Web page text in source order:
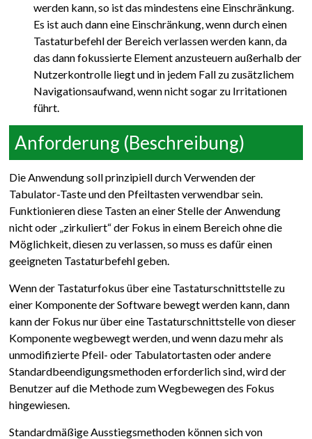
werden kann, so ist das mindestens eine Einschränkung.
Es ist auch dann eine Einschränkung, wenn durch einen
Tastaturbefehl der Bereich verlassen werden kann, da
das dann fokussierte Element anzusteuern außerhalb der
Nutzerkontrolle liegt und in jedem Fall zu zusätzlichem
Navigationsaufwand, wenn nicht sogar zu Irritationen
führt.
Anforderung (Beschreibung)
Die Anwendung soll prinzipiell durch Verwenden der
Tabulator-Taste und den Pfeiltasten verwendbar sein.
Funktionieren diese Tasten an einer Stelle der Anwendung
nicht oder „zirkuliert“ der Fokus in einem Bereich ohne die
Möglichkeit, diesen zu verlassen, so muss es dafür einen
geeigneten Tastaturbefehl geben.
Wenn der Tastaturfokus über eine Tastaturschnittstelle zu
einer Komponente der Software bewegt werden kann, dann
kann der Fokus nur über eine Tastaturschnittstelle von dieser
Komponente wegbewegt werden, und wenn dazu mehr als
unmodifizierte Pfeil- oder Tabulatortasten oder andere
Standardbeendigungsmethoden erforderlich sind, wird der
Benutzer auf die Methode zum Wegbewegen des Fokus
hingewiesen.
Standardmäßige Ausstiegsmethoden können sich von